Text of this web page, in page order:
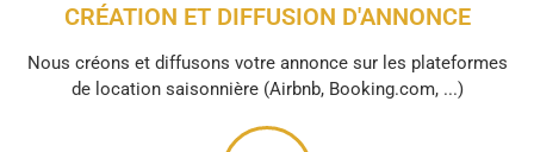
CRÉATION ET DIFFUSION D'ANNONCE
Nous créons et diffusons votre annonce sur les plateformes
de location saisonnière (Airbnb, Booking.com, ...)